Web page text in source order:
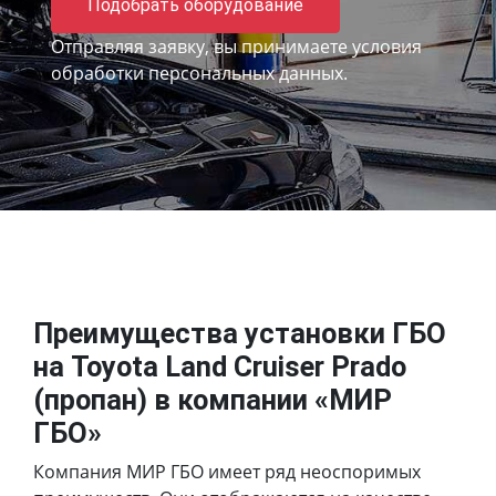
Подобрать оборудование
Отправляя заявку, вы принимаете условия
обработки персональных данных.
Преимущества установки ГБО
на Toyota Land Cruiser Prado
(пропан) в компании «МИР
ГБО»
Компания МИР ГБО имеет ряд неоспоримых